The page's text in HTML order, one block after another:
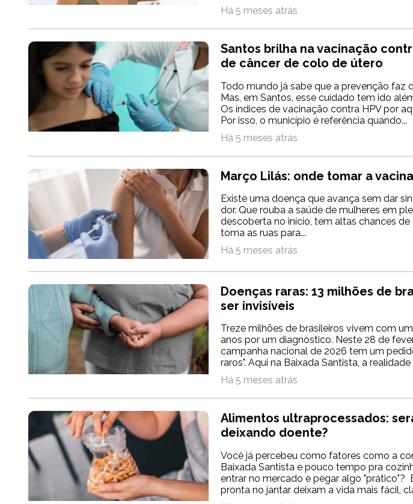
Há 5 meses atrás
Santos brilha na vacinação
de câncer de colo de útero
Todo mundo já sabe que a prevenção faz
Mas, em Santos, esse cuidado tem ido
Os índices de vacinação contra HPV por
Por isso, o município é referência quando...
Há 5 meses atrás
Março Lilás: onde tomar a
Existe uma doença que avança sem dar
dor. Que rouba a saúde de mulheres em
descoberta no início, tem altas chances
toma as ruas para...
Há 5 meses atrás
Doenças raras: 13 milhões de
ser invisíveis
Treze milhões de brasileiros vivem com
anos por um diagnóstico. Neste 28 de
campanha nacional de 2026 tem um
raros". Aqui na Baixada Santista, a realidade
Há 5 meses atrás
Alimentos ultraprocessados:
deixando doente?
Você já percebeu como fatores como a
Baixada Santista e pouco tempo pra
entrar no mercado e pegar algo "prático"?
pronta no jantar deixam a vida mais fácil,